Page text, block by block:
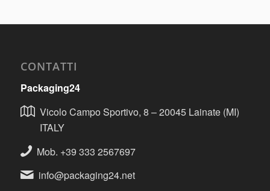
CONTATTI
Packaging24
Vicolo Campo Sportivo, 8 – 20045 Lainate (MI)
ITALY
Mob. +39 333 2567697
info@packaging24.net